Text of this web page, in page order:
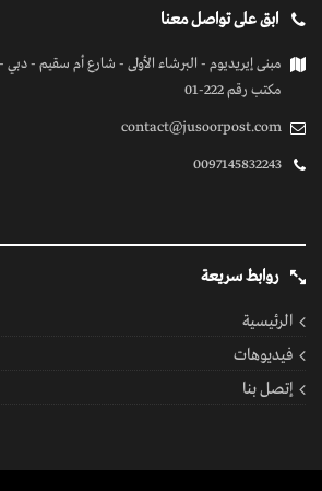
ابق على تواصل معنا
مبنى إيريديوم - البرشاء الأولى - شارع أم سقيم - دبي -
مكتب رقم 222-01
contact@jusoorpost.com
0097145832243
روابط سريعة
الرئيسية
فيديوهات
إتصل بنا